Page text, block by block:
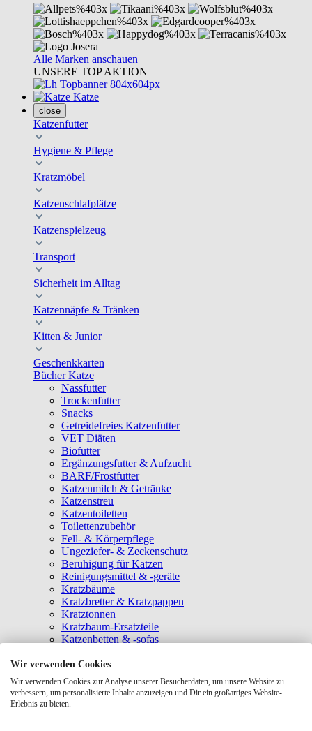
Alle Marken anschauen
UNSERE TOP AKTION
Katze
close
Katzenfutter
Hygiene & Pflege
Kratzmöbel
Katzenschlafplätze
Katzenspielzeug
Transport
Sicherheit im Alltag
Katzennäpfe & Tränken
Kitten & Junior
Geschenkkarten
Bücher Katze
Nassfutter
Trockenfutter
Snacks
Getreidefreies Katzenfutter
VET Diäten
Biofutter
Ergänzungsfutter & Aufzucht
BARF/Frostfutter
Katzenmilch & Getränke
Katzenstreu
Katzentoiletten
Toilettenzubehör
Fell- & Körperpflege
Ungeziefer- & Zeckenschutz
Beruhigung für Katzen
Reinigungsmittel & -geräte
Kratzbäume
Kratzbretter & Kratzpappen
Kratztonnen
Kratzbaum-Ersatzteile
Katzenbetten & -sofas
Katzenhäuser
Hängematten & Fensterliegeplätze
Katzendecken & -matten
Baldrian- & Catnipspielzeug
Wir verwenden Cookies
Wir verwenden Cookies zur Analyse unserer Besucherdaten, um unsere Website zu
verbessern, um personalisierte Inhalte anzuzeigen und Dir ein großartiges Website-
Erlebnis zu bieten.